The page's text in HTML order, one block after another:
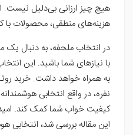
هیچ چیز ارزانی بی‌دلیل نیست.
هزینه‌های منطقی، محصولات با
در انتخاب ملحفه، به دنبال
با نیازهای شما باشید. این
به همراه خواهد داشت. خرید
نفره، در واقع انتخابی
کیفیت خواب شما کمک کند.
این مقاله بررسی شد، انتخابی